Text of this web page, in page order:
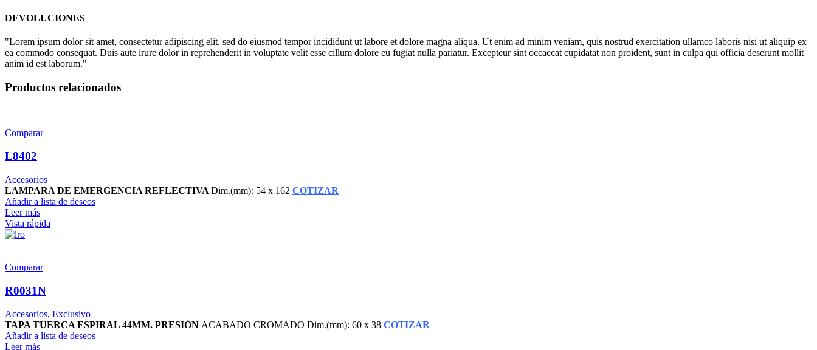
DEVOLUCIONES
"Lorem ipsum dolor sit amet, consectetur adipiscing elit, sed do eiusmod tempor incididunt ut labore et dolore magna aliqua. Ut enim ad minim veniam, quis nostrud exercitation ullamco laboris nisi ut aliquip ex
ea commodo consequat. Duis aute irure dolor in reprehenderit in voluptate velit esse cillum dolore eu fugiat nulla pariatur. Excepteur sint occaecat cupidatat non proident, sunt in culpa qui officia deserunt mollit
anim id est laborum."
Productos relacionados
Comparar
L8402
Accesorios
LAMPARA DE EMERGENCIA REFLECTIVA Dim.(mm): 54 x 162 COTIZAR
Añadir a lista de deseos
Leer más
Vista rápida
Comparar
R0031N
Accesorios, Exclusivo
TAPA TUERCA ESPIRAL 44MM. PRESIÓN ACABADO CROMADO Dim.(mm): 60 x 38 COTIZAR
Añadir a lista de deseos
Leer más